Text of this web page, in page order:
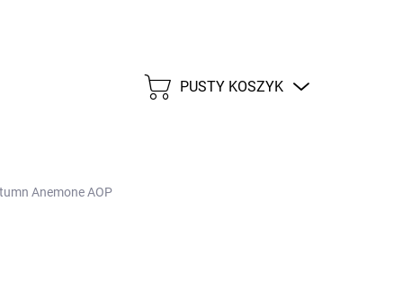
KOSZYK
PUSTY KOSZYK
Anemone AOP